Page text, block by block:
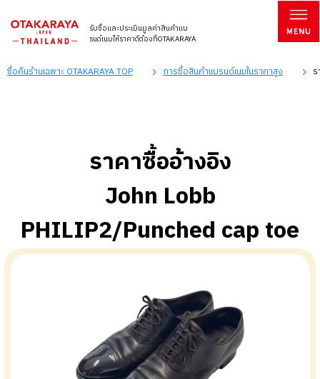
รับซื้อและประเมินมูลค่าสินค้าแบ
รนด์เนมให้ราคาดีต้องที่OTAKARAYA
ซื้อคืนร้านเฉพาะ OTAKARAYA TOP การซื้อสินค้าแบรนด์เนมในราคาสูง
ราคาซื้ออ้างอิง
John Lobb
PHILIP2/Punched cap toe